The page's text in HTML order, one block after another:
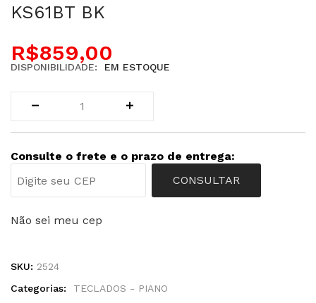
KS61BT BK
R$859,00
DISPONIBILIDADE: EM ESTOQUE
Consulte o frete e o prazo de entrega:
CONSULTAR
Não sei meu cep
SKU: 2524
Categorias:
TECLADOS - PIANO